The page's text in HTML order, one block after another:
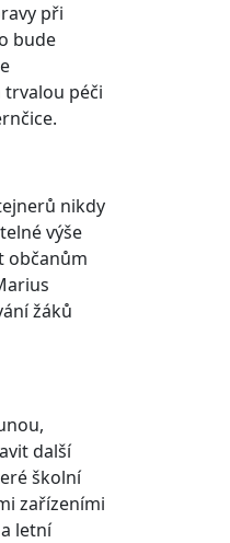
při
bude
trvalou péči
nikdy
výše
občanům
žáků
další
školní
zařízeními
letní